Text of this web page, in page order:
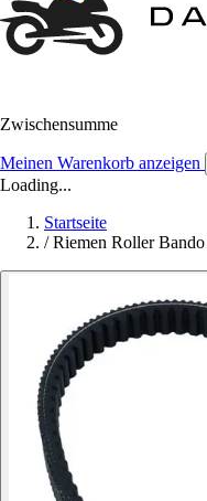
Zwischensumme
Meinen Warenkorb anzeigen
Loading...
Startseite
/ Riemen Roller